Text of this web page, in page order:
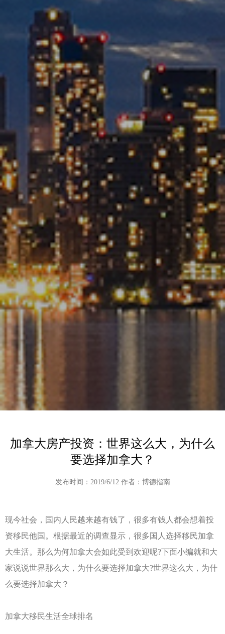
加拿大房产投资：世界这么大，为什么
要选择加拿大？
发布时间：2019/6/12 作者：博德指南
现今社会，国内人民越来越有钱了，很多有钱人都会想着投
资移民他国。根据最近的调查显示，很多国人选择移民加拿
大生活。那么为何加拿大会如此受到欢迎呢?下面小编就和大
家说说世界那么大，为什么要选择加拿大?世界这么大，为什
么要选择加拿大？
加拿大移民生活全球排名